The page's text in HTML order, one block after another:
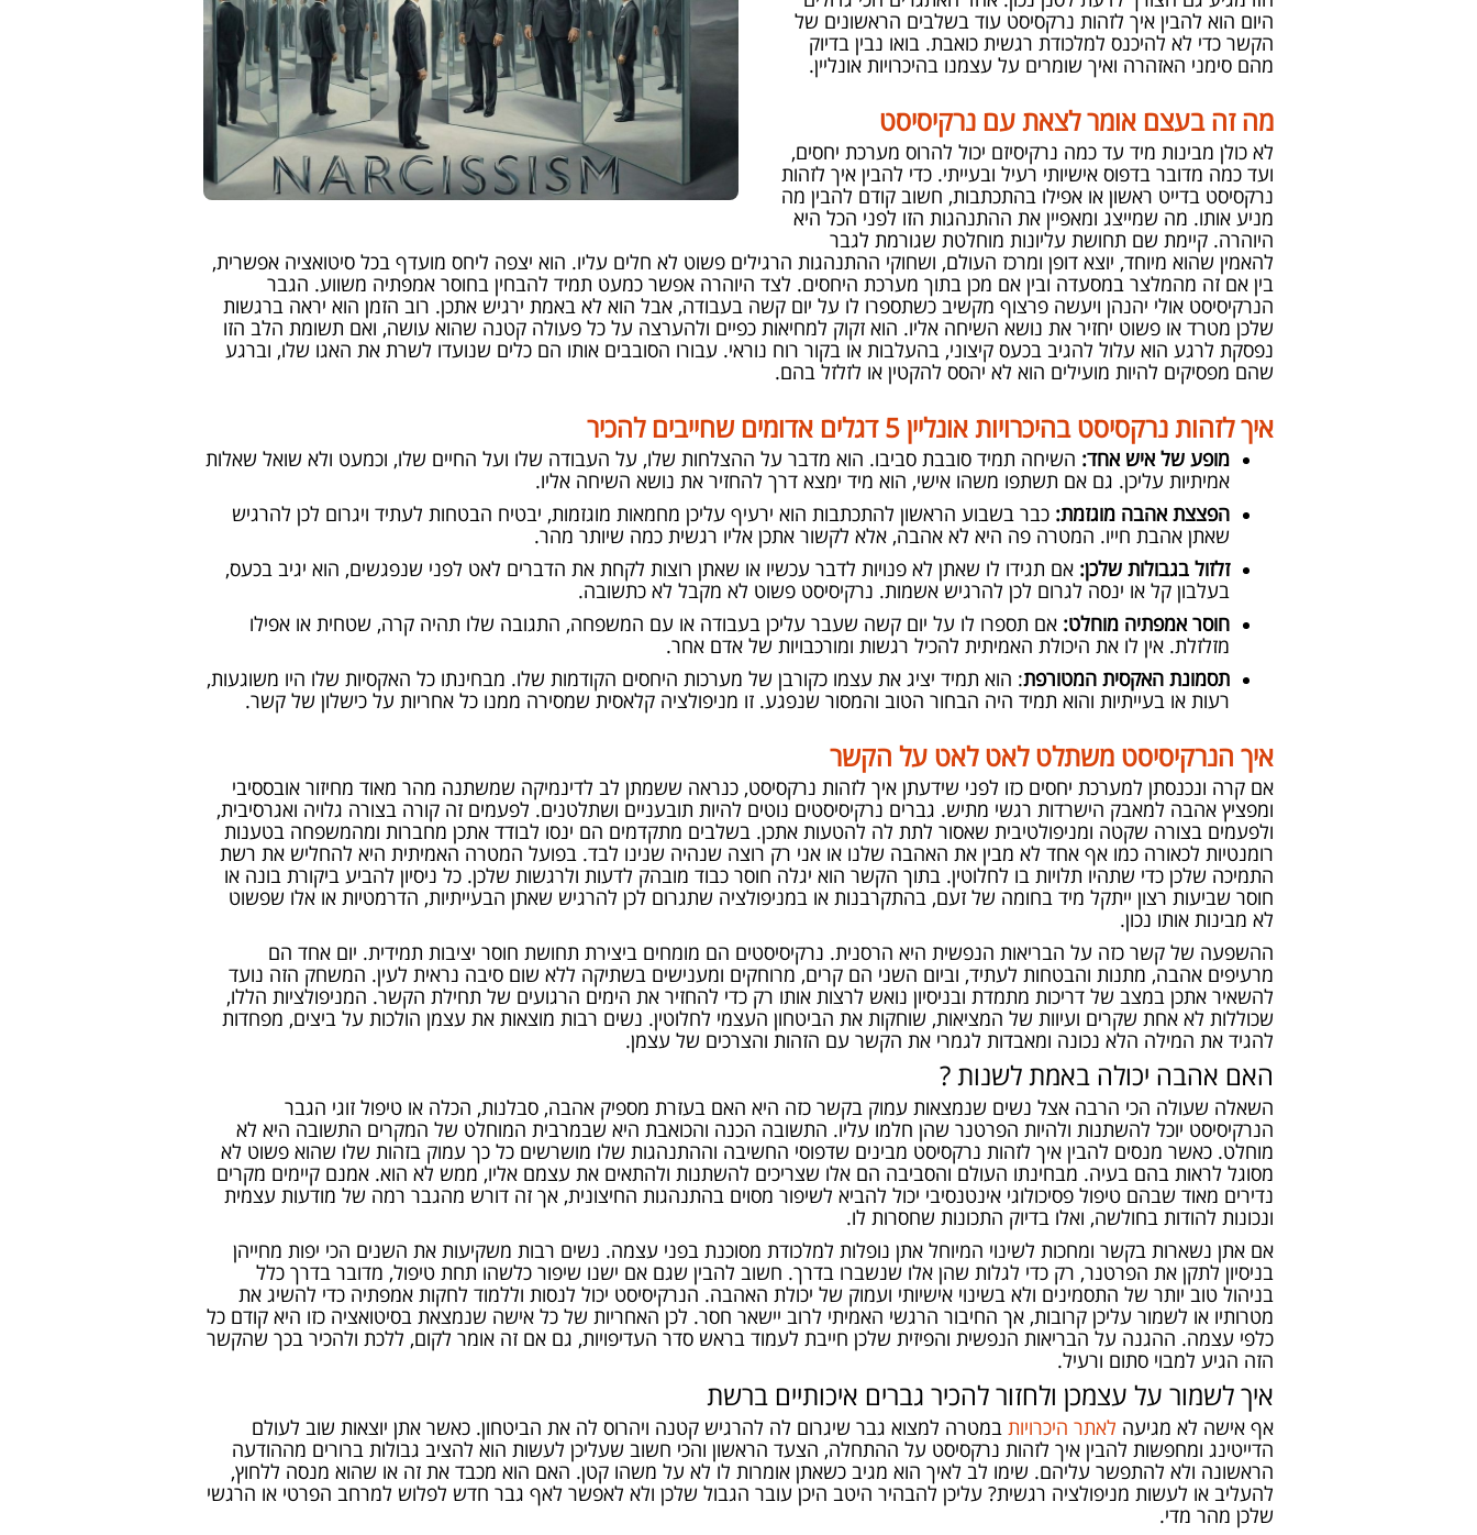
היום הוא להבין איך לזהות נרקסיסט עוד בשלבים הראשונים של
הקשר כדי לא להיכנס למלכודת רגשית כואבת. בואו נבין בדיוק
מהם סימני האזהרה ואיך שומרים על עצמנו בהיכרויות אונליין.
מה זה בעצם אומר לצאת עם נרקיסיסט
לא כולן מבינות מיד עד כמה נרקיסיזם יכול להרוס מערכת יחסים,
ועד כמה מדובר בדפוס אישיותי רעיל ובעייתי. כדי להבין איך לזהות
נרקסיסט בדייט ראשון או אפילו בהתכתבות, חשוב קודם להבין מה
מניע אותו. מה שמייצג ומאפיין את ההתנהגות הזו לפני הכל היא
היוהרה. קיימת שם תחושת עליונות מוחלטת שגורמת לגבר
להאמין שהוא מיוחד, יוצא דופן ומרכז העולם, ושחוקי ההתנהגות הרגילים פשוט לא חלים עליו. הוא יצפה ליחס מועדף בכל סיטואציה אפשרית,
בין אם זה מהמלצר במסעדה ובין אם מכן בתוך מערכת היחסים. לצד היוהרה אפשר כמעט תמיד להבחין בחוסר אמפתיה משווע. הגבר
הנרקיסיסט אולי יהנהן ויעשה פרצוף מקשיב כשתספרו לו על יום קשה בעבודה, אבל הוא לא באמת ירגיש אתכן. רוב הזמן הוא יראה ברגשות
שלכן מטרד או פשוט יחזיר את נושא השיחה אליו. הוא זקוק למחיאות כפיים ולהערצה על כל פעולה קטנה שהוא עושה, ואם תשומת הלב הזו
נפסקת לרגע הוא עלול להגיב בכעס קיצוני, בהעלבות או בקור רוח נוראי. עבורו הסובבים אותו הם כלים שנועדו לשרת את האגו שלו, וברגע
שהם מפסיקים להיות מועילים הוא לא יהסס להקטין או לזלזל בהם.
איך לזהות נרקסיסט בהיכרויות אונליין 5 דגלים אדומים שחייבים להכיר
מופע של איש אחד: השיחה תמיד סובבת סביבו. הוא מדבר על ההצלחות שלו, על העבודה שלו ועל החיים שלו, וכמעט ולא שואל שאלות
אמיתיות עליכן. גם אם תשתפו משהו אישי, הוא מיד ימצא דרך להחזיר את נושא השיחה אליו.
הפצצת אהבה מוגזמת: כבר בשבוע הראשון להתכתבות הוא ירעיף עליכן מחמאות מוגזמות, יבטיח הבטחות לעתיד ויגרום לכן להרגיש
שאתן אהבת חייו. המטרה פה היא לא אהבה, אלא לקשור אתכן אליו רגשית כמה שיותר מהר.
זלזול בגבולות שלכן: אם תגידו לו שאתן לא פנויות לדבר עכשיו או שאתן רוצות לקחת את הדברים לאט לפני שנפגשים, הוא יגיב בכעס,
בעלבון קל או ינסה לגרום לכן להרגיש אשמות. נרקיסיסט פשוט לא מקבל לא כתשובה.
חוסר אמפתיה מוחלט: אם תספרו לו על יום קשה שעבר עליכן בעבודה או עם המשפחה, התגובה שלו תהיה קרה, שטחית או אפילו
מזלזלת. אין לו את היכולת האמיתית להכיל רגשות ומורכבויות של אדם אחר.
תסמונת האקסית המטורפת: הוא תמיד יציג את עצמו כקורבן של מערכות היחסים הקודמות שלו. מבחינתו כל האקסיות שלו היו משוגעות,
רעות או בעייתיות והוא תמיד היה הבחור הטוב והמסור שנפגע. זו מניפולציה קלאסית שמסירה ממנו כל אחריות על כישלון של קשר.
איך הנרקיסיסט משתלט לאט לאט על הקשר
אם קרה ונכנסתן למערכת יחסים כזו לפני שידעתן איך לזהות נרקסיסט, כנראה ששמתן לב לדינמיקה שמשתנה מהר מאוד מחיזור אובססיבי
ומפציץ אהבה למאבק הישרדות רגשי מתיש. גברים נרקיסיסטים נוטים להיות תובעניים ושתלטנים. לפעמים זה קורה בצורה גלויה ואגרסיבית,
ולפעמים בצורה שקטה ומניפולטיבית שאסור לתת לה להטעות אתכן. בשלבים מתקדמים הם ינסו לבודד אתכן מחברות ומהמשפחה בטענות
רומנטיות לכאורה כמו אף אחד לא מבין את האהבה שלנו או אני רק רוצה שנהיה שנינו לבד. בפועל המטרה האמיתית היא להחליש את רשת
התמיכה שלכן כדי שתהיו תלויות בו לחלוטין. בתוך הקשר הוא יגלה חוסר כבוד מובהק לדעות ולרגשות שלכן. כל ניסיון להביע ביקורת בונה או
חוסר שביעות רצון ייתקל מיד בחומה של זעם, בהתקרבנות או במניפולציה שתגרום לכן להרגיש שאתן הבעייתיות, הדרמטיות או אלו שפשוט
לא מבינות אותו נכון.
ההשפעה של קשר כזה על הבריאות הנפשית היא הרסנית. נרקיסיסטים הם מומחים ביצירת תחושת חוסר יציבות תמידית. יום אחד הם
מרעיפים אהבה, מתנות והבטחות לעתיד, וביום השני הם קרים, מרוחקים ומענישים בשתיקה ללא שום סיבה נראית לעין. המשחק הזה נועד
להשאיר אתכן במצב של דריכות מתמדת ובניסיון נואש לרצות אותו רק כדי להחזיר את הימים הרגועים של תחילת הקשר. המניפולציות הללו,
שכוללות לא אחת שקרים ועיוות של המציאות, שוחקות את הביטחון העצמי לחלוטין. נשים רבות מוצאות את עצמן הולכות על ביצים, מפחדות
להגיד את המילה הלא נכונה ומאבדות לגמרי את הקשר עם הזהות והצרכים של עצמן.
האם אהבה יכולה באמת לשנות ?
השאלה שעולה הכי הרבה אצל נשים שנמצאות עמוק בקשר כזה היא האם בעזרת מספיק אהבה, סבלנות, הכלה או טיפול זוגי הגבר
הנרקיסיסט יוכל להשתנות ולהיות הפרטנר שהן חלמו עליו. התשובה הכנה והכואבת היא שבמרבית המוחלט של המקרים התשובה היא לא
מוחלט. כאשר מנסים להבין איך לזהות נרקסיסט מבינים שדפוסי החשיבה וההתנהגות שלו מושרשים כל כך עמוק בזהות שלו שהוא פשוט לא
מסוגל לראות בהם בעיה. מבחינתו העולם והסביבה הם אלו שצריכים להשתנות ולהתאים את עצמם אליו, ממש לא הוא. אמנם קיימים מקרים
נדירים מאוד שבהם טיפול פסיכולוגי אינטנסיבי יכול להביא לשיפור מסוים בהתנהגות החיצונית, אך זה דורש מהגבר רמה של מודעות עצמית
ונכונות להודות בחולשה, ואלו בדיוק התכונות שחסרות לו.
אם אתן נשארות בקשר ומחכות לשינוי המיוחל אתן נופלות למלכודת מסוכנת בפני עצמה. נשים רבות משקיעות את השנים הכי יפות מחייהן
בניסיון לתקן את הפרטנר, רק כדי לגלות שהן אלו שנשברו בדרך. חשוב להבין שגם אם ישנו שיפור כלשהו תחת טיפול, מדובר בדרך כלל
בניהול טוב יותר של התסמינים ולא בשינוי אישיותי ועמוק של יכולת האהבה. הנרקיסיסט יכול לנסות וללמוד לחקות אמפתיה כדי להשיג את
מטרותיו או לשמור עליכן קרובות, אך החיבור הרגשי האמיתי לרוב יישאר חסר. לכן האחריות של כל אישה שנמצאת בסיטואציה כזו היא קודם כל
כלפי עצמה. ההגנה על הבריאות הנפשית והפיזית שלכן חייבת לעמוד בראש סדר העדיפויות, גם אם זה אומר לקום, ללכת ולהכיר בכך שהקשר
הזה הגיע למבוי סתום ורעיל.
איך לשמור על עצמכן ולחזור להכיר גברים איכותיים ברשת
אף אישה לא מגיעה לאתר היכרויות במטרה למצוא גבר שיגרום לה להרגיש קטנה ויהרוס לה את הביטחון. כאשר אתן יוצאות שוב לעולם
הדייטינג ומחפשות להבין איך לזהות נרקסיסט על ההתחלה, הצעד הראשון והכי חשוב שעליכן לעשות הוא להציב גבולות ברורים מההודעה
הראשונה ולא להתפשר עליהם. שימו לב לאיך הוא מגיב כשאתן אומרות לו לא על משהו קטן. האם הוא מכבד את זה או שהוא מנסה ללחוץ,
להעליב או לעשות מניפולציה רגשית? עליכן להבהיר היטב היכן עובר הגבול שלכן ולא לאפשר לאף גבר חדש לפלוש למרחב הפרטי או הרגשי
שלכן מהר מדי.